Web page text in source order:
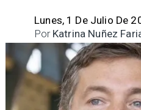
Lunes, 1 De Julio De
Katrina Nuñez
Por